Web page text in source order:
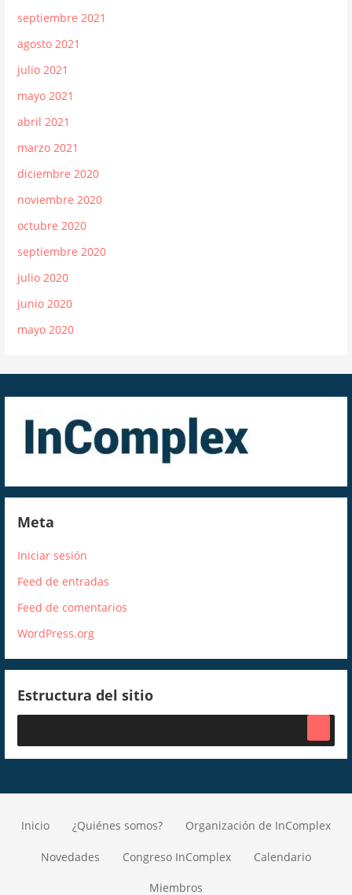
septiembre 2021
agosto 2021
julio 2021
mayo 2021
abril 2021
marzo 2021
diciembre 2020
noviembre 2020
octubre 2020
septiembre 2020
julio 2020
junio 2020
mayo 2020
Meta
Iniciar sesión
Feed de entradas
Feed de comentarios
WordPress.org
Estructura del sitio
Inicio ¿Quiénes somos? Organización de InComplex
Novedades Congreso InComplex Calendario
Miembros